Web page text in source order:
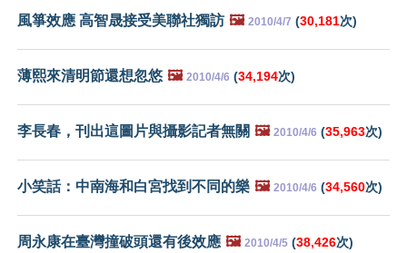
風箏效應 高智晟接受美聯社獨訪 🖼️ 2010/4/7 (30,181次)
薄熙來清明節還想忽悠 🖼️ 2010/4/6 (34,194次)
李長春，刊出這圖片與攝影記者無關 🖼️ 2010/4/6 (35,963次)
小笑話：中南海和白宮找到不同的樂 🖼️ 2010/4/6 (34,560次)
周永康在臺灣撞破頭還有後效應 🖼️ 2010/4/5 (38,426次)